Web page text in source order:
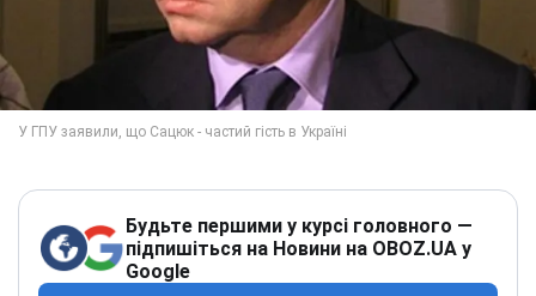
Будьте першими у курсі головного —
підпишіться на Новини на OBOZ.UA у
Google